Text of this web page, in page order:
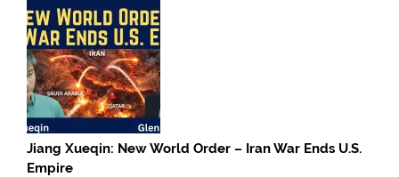
Jiang Xueqin: New World Order – Iran War Ends U.S.
Empire